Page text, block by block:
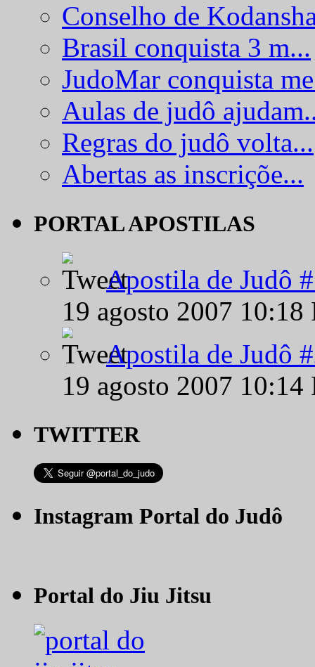
Conselho de
Brasil conquista 3 m...
JudoMar conquista
Aulas de judô
Regras do judô volta...
Abertas as inscriçõe...
PORTAL APOSTILAS
Apostila de Judô
19 agosto 2007
Apostila de Judô
19 agosto 2007
TWITTER
Instagram Portal do Judô
Portal do Jiu Jitsu